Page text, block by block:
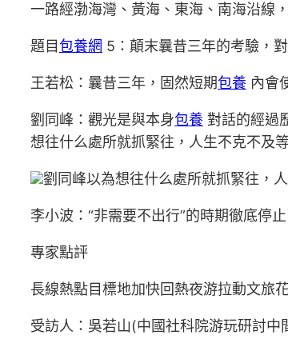
一路經渤海灣、黃海、東海、南海沿線
題目包養網 5：顛末曩昔三年的考驗，
王若松：曩昔三年，固然短期包養 內會
劉同峰：觀光是與本身包養 對話的經過
想往什么處所就抓緊往，人生不克不及
劉同峰以為想往什么處所就抓緊往，
李小波：“非需要不出行”的時期徹底停止
專家點評
長線熱點目標地加快回熱夜游拉動文旅
受訪人：吳若山(中國社科院游玩研討